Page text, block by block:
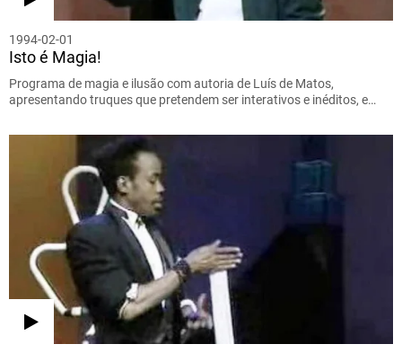
1994-02-01
Isto é Magia!
Programa de magia e ilusão com autoria de Luís de Matos,
apresentando truques que pretendem ser interativos e inéditos, e…